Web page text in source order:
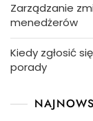
Zarządzanie
menedżerów
Kiedy zgłosić
porady